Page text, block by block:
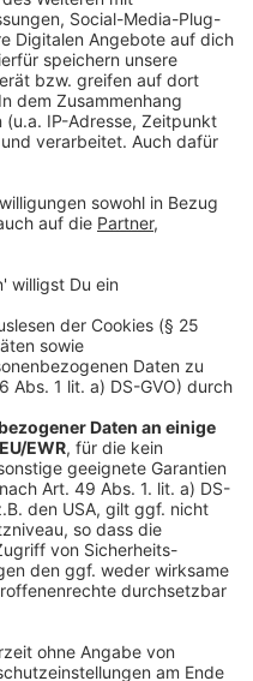
Sie der
zu, um dieses
Consent
erfolgreich
kämpfen, doch
Teams? Isla hat es
gewinnen. Das ist